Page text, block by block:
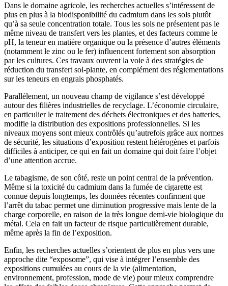
Dans le domaine agricole, les recherches actuelles s’intéressent de
plus en plus à la biodisponibilité du cadmium dans les sols plutôt
qu’à sa seule concentration totale. Tous les sols ne présentent pas le
même niveau de transfert vers les plantes, et des facteurs comme le
pH, la teneur en matière organique ou la présence d’autres éléments
(notamment le zinc ou le fer) influencent fortement son absorption
par les cultures. Ces travaux ouvrent la voie à des stratégies de
réduction du transfert sol-plante, en complément des réglementations
sur les teneurs en engrais phosphatés.
Parallèlement, un nouveau champ de vigilance s’est développé
autour des filières industrielles de recyclage. L’économie circulaire,
en particulier le traitement des déchets électroniques et des batteries,
modifie la distribution des expositions professionnelles. Si les
niveaux moyens sont mieux contrôlés qu’autrefois grâce aux normes
de sécurité, les situations d’exposition restent hétérogènes et parfois
difficiles à anticiper, ce qui en fait un domaine qui doit faire l’objet
d’une attention accrue.
Le tabagisme, de son côté, reste un point central de la prévention.
Même si la toxicité du cadmium dans la fumée de cigarette est
connue depuis longtemps, les données récentes confirment que
l’arrêt du tabac permet une diminution progressive mais lente de la
charge corporelle, en raison de la très longue demi-vie biologique du
métal. Cela en fait un facteur de risque particulièrement durable,
même après la fin de l’exposition.
Enfin, les recherches actuelles s’orientent de plus en plus vers une
approche dite “exposome”, qui vise à intégrer l’ensemble des
expositions cumulées au cours de la vie (alimentation,
environnement, profession, mode de vie) pour mieux comprendre